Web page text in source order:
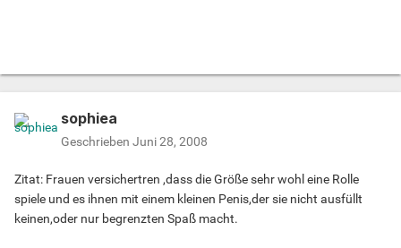
Umfrage,sondern eine Vermessung.Das heißt,bei 2000
der steife Penis einfach nachgemessen,und mehr als 2000
Männer ist in jedem Fall repräsentativ.
Bauchseite (Oberseite des Penis)angesetzt und bis zur
Eichelspitze
gemessen.Ein Lineal oder Zollstock sind ungeeignet,da
sophiea
Geschrieben Juni 28, 2008
Zitat: Frauen versichertren ,dass die Größe sehr wohl eine Rolle
spiele und es ihnen mit einem kleinen Penis,der sie nicht ausfüllt
keinen,oder nur begrenzten Spaß macht.